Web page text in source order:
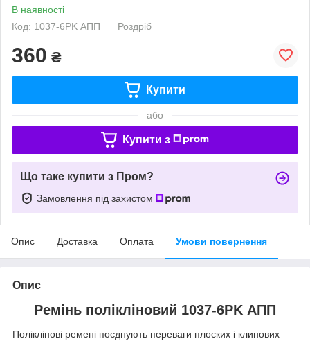
В наявності
Код: 1037-6PK АПП
Роздріб
360 ₴
Купити
або
Купити з
Що таке купити з Пром?
Замовлення під захистом
Опис Доставка Оплата Умови повернення
Опис
Ремінь полікліновий 1037-6PK АПП
Поліклінові ремені поєднують переваги плоских і клинових